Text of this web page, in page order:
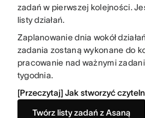
zadań w pierwszej kolejności.
listy działań.
Zaplanowanie dnia wokół
zadania zostaną wykonane do
pracowanie nad ważnymi
tygodnia.
[Przeczytaj] Jak stworzyć
Twórz listy zadań z Asaną